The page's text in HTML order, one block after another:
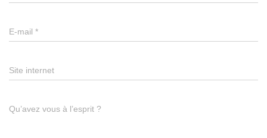
E-mail *
Site internet
Qu’avez vous à l’esprit ?